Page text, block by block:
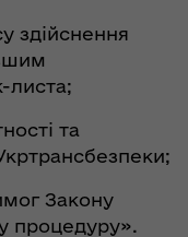
здійснення
листа;
та
Закону
процедуру».